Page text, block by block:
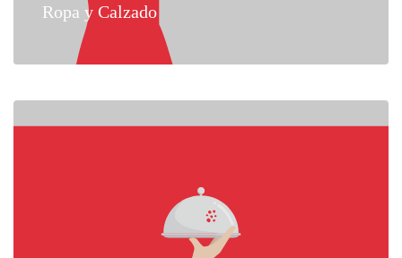
Ropa y Calzado